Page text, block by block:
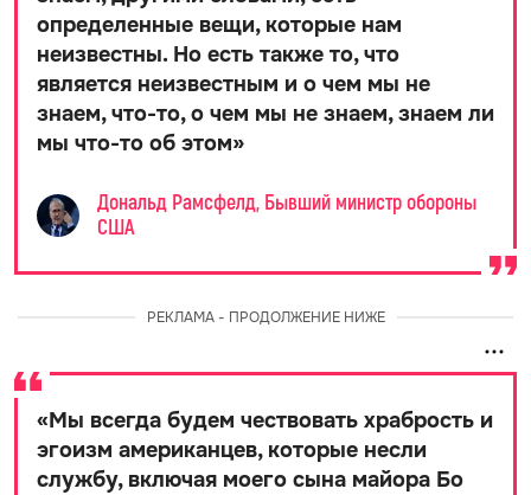
определенные вещи, которые нам
неизвестны. Но есть также то, что
является неизвестным и о чем мы не
знаем, что-то, о чем мы не знаем, знаем ли
мы что-то об этом»
Дональд Рамсфелд, Бывший министр обороны
США
РЕКЛАМА - ПРОДОЛЖЕНИЕ НИЖЕ
«Мы всегда будем чествовать храбрость и
эгоизм американцев, которые несли
службу, включая моего сына майора Бо